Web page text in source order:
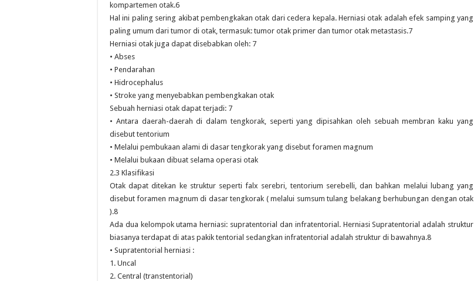
kompartemen otak.6
Hal ini paling sering akibat pembengkakan otak dari cedera kepala. Herniasi otak adalah efek samping yang
paling umum dari tumor di otak, termasuk: tumor otak primer dan tumor otak metastasis.7
Herniasi otak juga dapat disebabkan oleh: 7
• Abses
• Pendarahan
• Hidrocephalus
• Stroke yang menyebabkan pembengkakan otak
Sebuah herniasi otak dapat terjadi: 7
• Antara daerah-daerah di dalam tengkorak, seperti yang dipisahkan oleh sebuah membran kaku yang
disebut tentorium
• Melalui pembukaan alami di dasar tengkorak yang disebut foramen magnum
• Melalui bukaan dibuat selama operasi otak
2.3 Klasifikasi
Otak dapat ditekan ke struktur seperti falx serebri, tentorium serebelli, dan bahkan melalui lubang yang
disebut foramen magnum di dasar tengkorak ( melalui sumsum tulang belakang berhubungan dengan otak
).8
Ada dua kelompok utama herniasi: supratentorial dan infratentorial. Herniasi Supratentorial adalah struktur
biasanya terdapat di atas pakik tentorial sedangkan infratentorial adalah struktur di bawahnya.8
• Supratentorial herniasi :
1. Uncal
2. Central (transtentorial)